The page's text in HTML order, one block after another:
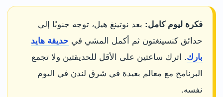
فكرة ليوم كامل: بعد نوتينغ هيل، توجه جنوبًا إلى
حدائق كنسينغتون ثم أكمل المشي في حديقة هايد
بارك. اترك ساعتين على الأقل للحديقتين ولا تجمع
البرنامج مع معالم بعيدة في شرق لندن في اليوم
نفسه.